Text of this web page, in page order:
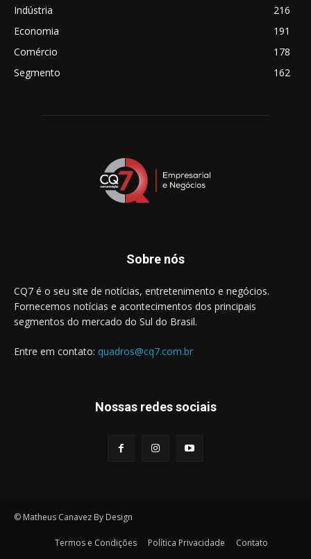
Indústria
216
Economia
191
Comércio
178
Segmento
162
Sobre nós
CQ7 é o seu site de notícias, entretenimento e negócios.
Fornecemos notícias e acontecimentos dos principais
segmentos do mercado do Sul do Brasil.
Entre em contato: quadros@cq7.com.br
Nossas redes sociais
© Matheus Canavez By Design
Termos e Condições Política Privacidade Contato